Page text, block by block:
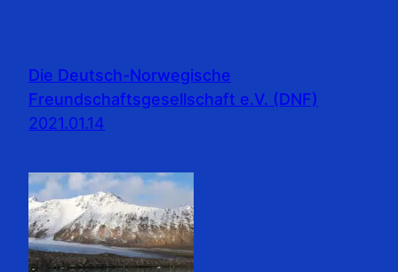
Die Deutsch-Norwegische
Freundschaftsgesellschaft e.V. (DNF)
2021.01.14